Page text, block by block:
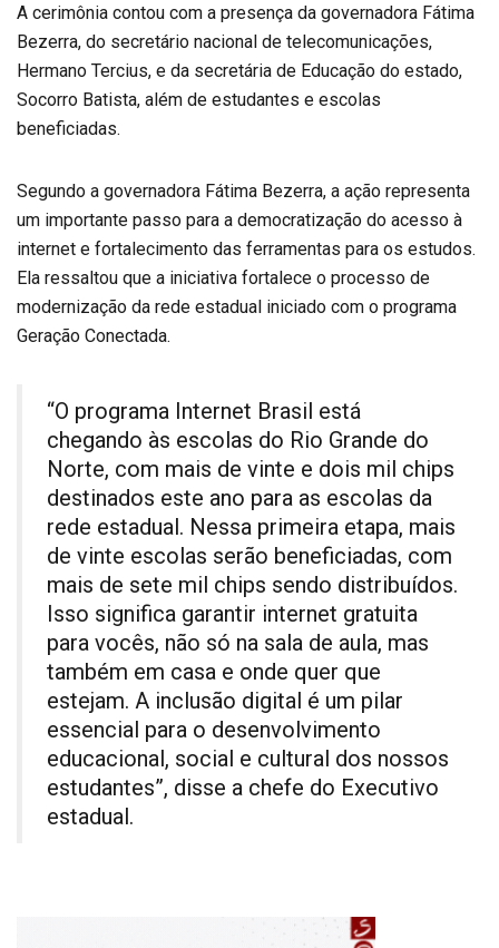
A cerimônia contou com a presença da governadora Fátima
Bezerra, do secretário nacional de telecomunicações,
Hermano Tercius, e da secretária de Educação do estado,
Socorro Batista, além de estudantes e escolas
beneficiadas.
Segundo a governadora Fátima Bezerra, a ação representa
um importante passo para a democratização do acesso à
internet e fortalecimento das ferramentas para os estudos.
Ela ressaltou que a iniciativa fortalece o processo de
modernização da rede estadual iniciado com o programa
Geração Conectada.
“O programa Internet Brasil está
chegando às escolas do Rio Grande do
Norte, com mais de vinte e dois mil chips
destinados este ano para as escolas da
rede estadual. Nessa primeira etapa, mais
de vinte escolas serão beneficiadas, com
mais de sete mil chips sendo distribuídos.
Isso significa garantir internet gratuita
para vocês, não só na sala de aula, mas
também em casa e onde quer que
estejam. A inclusão digital é um pilar
essencial para o desenvolvimento
educacional, social e cultural dos nossos
estudantes”, disse a chefe do Executivo
estadual.